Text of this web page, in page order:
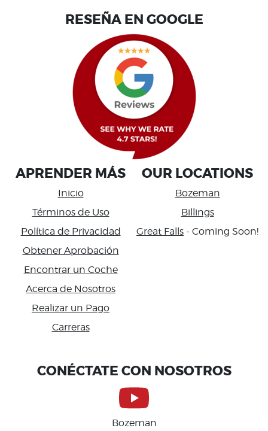
RESEÑA EN GOOGLE
APRENDER MÁS
Inicio
Términos de Uso
Política de Privacidad
Obtener Aprobación
Encontrar un Coche
Acerca de Nosotros
Realizar un Pago
Carreras
OUR LOCATIONS
Bozeman
Billings
Great Falls - Coming Soon!
CONÉCTATE CON NOSOTROS
Bozeman